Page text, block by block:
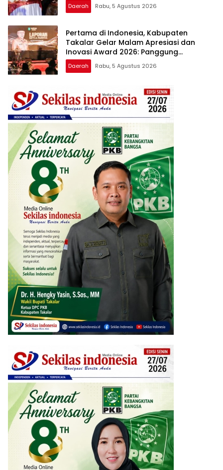
Apresiasi dan Inovasi Award 2026
Daerah Rabu, 5 Agustus 2026
Pertama di Indonesia, Kabupaten
Takalar Gelar Malam Apresiasi dan
Inovasi Award 2026: Panggung
Penghargaan bagi Pelayan Publik
Berprestasi
Daerah Rabu, 5 Agustus 2026